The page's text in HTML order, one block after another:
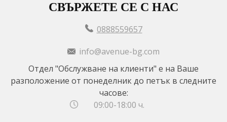
СВЪРЖЕТЕ СЕ С НАС
0888559657
info@avenue-bg.com
Отдел "Обслужване на клиенти" е на Ваше
разположение от понеделник до петък в следните
часове:
09:00-18:00 ч.